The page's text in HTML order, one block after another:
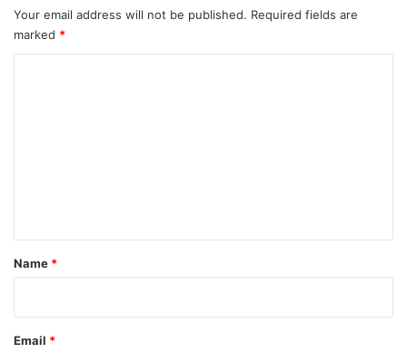
Your email address will not be published. Required fields are
marked *
*
Name *
Email *